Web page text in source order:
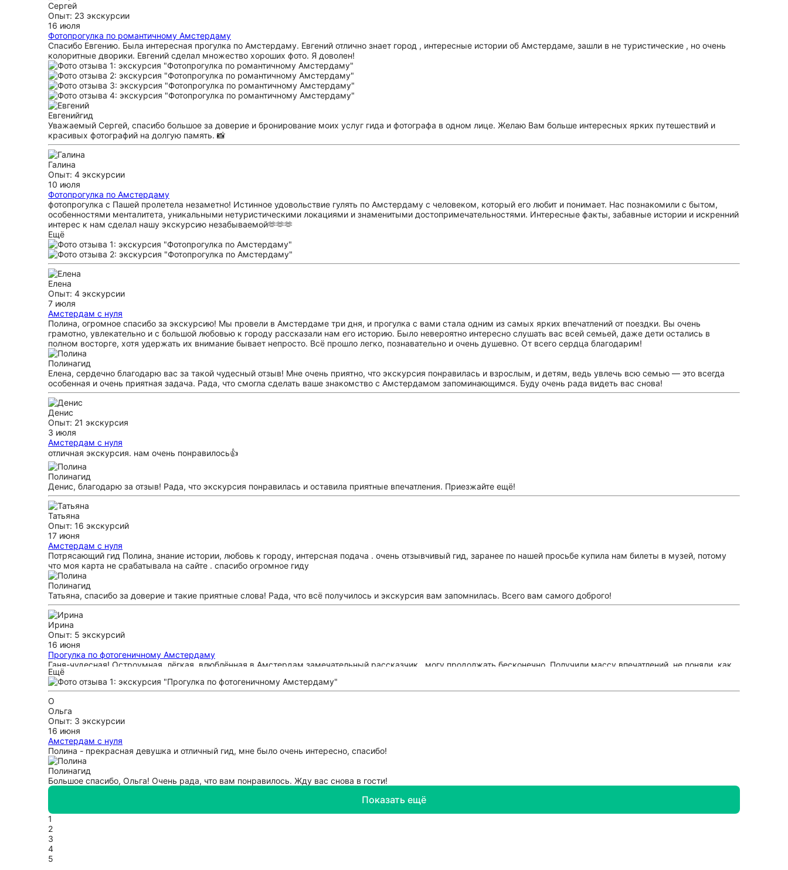
Сергей
Опыт: 23 экскурсии
16 июля
Фотопрогулка по романтичному Амстердаму
Спасибо Евгению. Была интересная прогулка по Амстердаму. Евгений отлично знает город , интересные истории об Амстердаме, зашли в не туристические , но очень
колоритные дворики. Евгений сделал множество хороших фото. Я доволен!
Евгенийгид
Уважаемый Сергей, спасибо большое за доверие и бронирование моих услуг гида и фотографа в одном лице. Желаю Вам больше интересных ярких путешествий и
красивых фотографий на долгую память. 📸
Галина
Опыт: 4 экскурсии
10 июля
Фотопрогулка по Амстердаму
фотопрогулка с Пашей пролетела незаметно! Истинное удовольствие гулять по Амстердаму с человеком, который его любит и понимает. Нас познакомили с бытом,
особенностями менталитета, уникальными нетуристическими локациями и знаменитыми достопримечательностями. Интересные факты, забавные истории и искренний
интерес к нам сделал нашу экскурсию незабываемой🫶🫶🫶
Ещё
Елена
Опыт: 4 экскурсии
7 июля
Амстердам с нуля
Полина, огромное спасибо за экскурсию! Мы провели в Амстердаме три дня, и прогулка с вами стала одним из самых ярких впечатлений от поездки. Вы очень
грамотно, увлекательно и с большой любовью к городу рассказали нам его историю. Было невероятно интересно слушать вас всей семьей, даже дети остались в
полном восторге, хотя удержать их внимание бывает непросто. Всё прошло легко, познавательно и очень душевно. От всего сердца благодарим!
Полинагид
Елена, сердечно благодарю вас за такой чудесный отзыв! Мне очень приятно, что экскурсия понравилась и взрослым, и детям, ведь увлечь всю семью — это всегда
особенная и очень приятная задача. Рада, что смогла сделать ваше знакомство с Амстердамом запоминающимся. Буду очень рада видеть вас снова!
Денис
Опыт: 21 экскурсия
3 июля
Амстердам с нуля
отличная экскурсия. нам очень понравилось👍
Полинагид
Денис, благодарю за отзыв! Рада, что экскурсия понравилась и оставила приятные впечатления. Приезжайте ещё!
Татьяна
Опыт: 16 экскурсий
17 июня
Амстердам с нуля
Потрясающий гид Полина, знание истории, любовь к городу, интерсная подача . очень отзывчивый гид, заранее по нашей просьбе купила нам билеты в музей, потому
что моя карта не срабатывала на сайте . спасибо огромное гиду
Полинагид
Татьяна, спасибо за доверие и такие приятные слова! Рада, что всё получилось и экскурсия вам запомнилась. Всего вам самого доброго!
Ирина
Опыт: 5 экскурсий
16 июня
Прогулка по фотогеничному Амстердаму
Ганя-чудесная! Остроумная, лёгкая, влюблённая в Амстердам,замечательный рассказчик...могу продолжать бесконечно. Получили массу впечатлений, не поняли, как
пролетело время. Огромное спасибо!
Ещё
О
Ольга
Опыт: 3 экскурсии
16 июня
Амстердам с нуля
Полина - прекрасная девушка и отличный гид, мне было очень интересно, спасибо!
Полинагид
Большое спасибо, Ольга! Очень рада, что вам понравилось. Жду вас снова в гости!
Показать ещё
1
2
3
4
5